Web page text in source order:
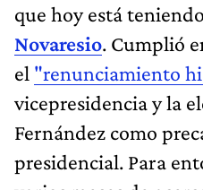
que hoy está
Novaresio. Cumplió
el "renunciamiento
vicepresidencia y la
Fernández como
presidencial. Para